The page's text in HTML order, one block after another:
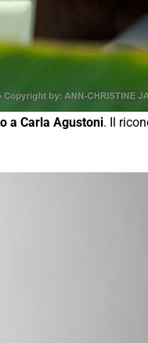
a Carla Agustoni. Il